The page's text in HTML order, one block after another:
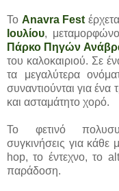
Το Anavra Fest
Ιουλίου,
Πάρκο Πηγών
του καλοκαιριού. Σε
τα μεγαλύτερα
συναντιούνται για ένα
και ασταμάτητο χορό.
Το φετινό
συγκινήσεις για
hop, το έντεχνο, το
παράδοση.